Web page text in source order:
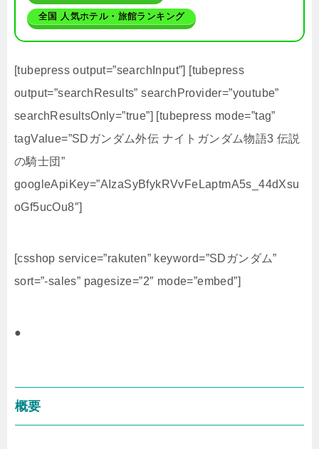
全国 人気ホテル・旅館ランキング
[tubepress output=”searchInput”] [tubepress
output=”searchResults” searchProvider=”youtube”
searchResultsOnly=”true”] [tubepress mode=”tag”
tagValue=”SDガンダム外伝 ナイトガンダム物語3 伝説
の騎士団”
googleApiKey=”AIzaSyBfykRVvFeLaptmA5s_44dXsu
oGf5ucOu8″]
[csshop service=”rakuten” keyword=”SDガンダム”
sort=”-sales” pagesize=”2″ mode=”embed”]
●
概要